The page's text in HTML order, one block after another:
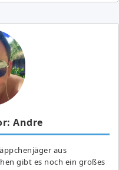
Andre
aus
gibt es noch ein großes